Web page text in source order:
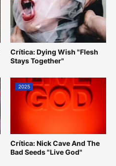
Crítica: Dying Wish "Flesh
Stays Together"
2025
Crítica: Nick Cave And The
Bad Seeds "Live God"